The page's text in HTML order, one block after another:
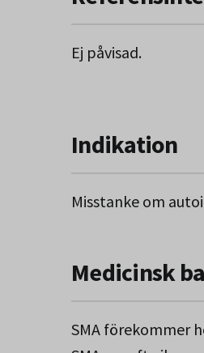
Ej påvisad.
Indikation
Misstanke om
Medicinsk
SMA förekommer